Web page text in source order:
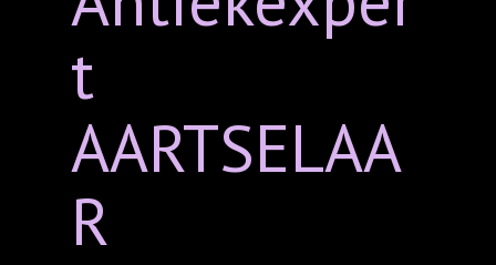
t
AARTSELAA
R